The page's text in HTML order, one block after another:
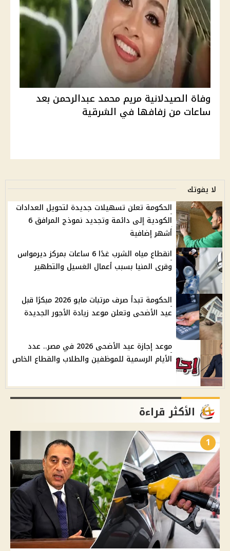
وفاة الصيدلانية مريم محمد عبدالرحمن بعد
ساعات من زفافها في الشرقية
لا يفوتك
الحكومة تعلن تسهيلات جديدة لتحويل العدادات
الكودية إلى دائمة وتجديد نموذج المرافق 6
أشهر إضافية
انقطاع مياه الشرب غدًا 6 ساعات بمركز ديرمواس
وقرى المنيا بسبب أعمال الغسيل والتطهير
الحكومة تبدأ صرف مرتبات مايو 2026 مبكرًا قبل
عيد الأضحى وتعلن موعد زيادة الأجور الجديدة
موعد إجازة عيد الأضحى 2026 في مصر.. عدد
الأيام الرسمية للموظفين والطلاب والقطاع الخاص
الأكثر قراءة
1